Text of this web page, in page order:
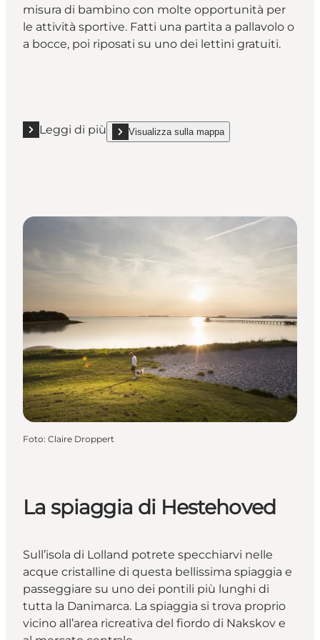
misura di bambino con molte opportunità per
le attività sportive. Fatti una partita a pallavolo o
a bocce, poi riposati su uno dei lettini gratuiti.
Leggi di più
Leggi di più "Palmestranden: una spiaggia con le
Visualizza sulla mappa
show Palmestranden: una spiaggia con le palme
Foto: Claire Droppert
La spiaggia di Hestehoved
Sull’isola di Lolland potrete specchiarvi nelle
acque cristalline di questa bellissima spiaggia e
passeggiare su uno dei pontili più lunghi di
tutta la Danimarca. La spiaggia si trova proprio
vicino all’area ricreativa del fiordo di Nakskov e